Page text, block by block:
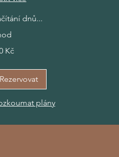
dnů...
Kč
Rezervovat
plány